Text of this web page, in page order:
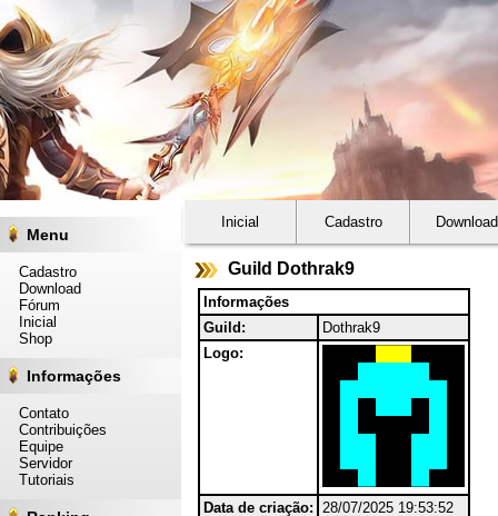
Menu
Cadastro
Download
Fórum
Inicial
Shop
Informações
Contato
Contribuições
Equipe
Servidor
Tutoriais
Inicial Cadastro Download
Guild Dothrak9
Informações
Guild:
Dothrak9
Logo:
Data de criação: 28/07/2025 19:53:52